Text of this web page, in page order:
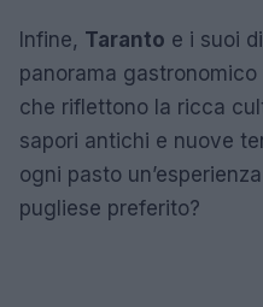
Infine, Taranto e i suoi
panorama
che riflettono la ricca
sapori antichi e nuove
ogni pasto
pugliese preferito?